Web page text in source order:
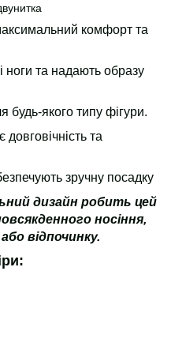
комфорт та
та надають образу
будь-якого типу фігури.
та
зручну посадку
дизайн робить цей
носіння,
відпочинку.